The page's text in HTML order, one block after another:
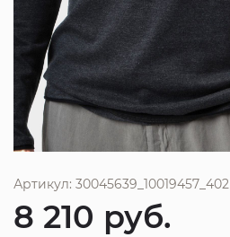
Артикул: 30045639_10019457_402
8 210 руб.